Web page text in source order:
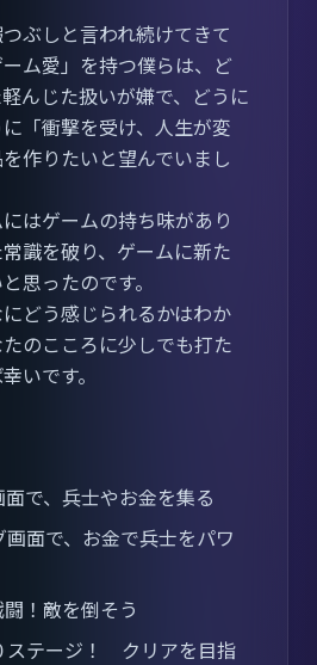
ぶしと言われ続けてきて
ム愛」を持つ僕らは、ど
んじた扱いが嫌で、どうに
「衝撃を受け、人生が変
作りたいと望んでいまし
はゲームの持ち味があり
識を破り、ゲームに新た
思ったのです。
どう感じられるかはわか
のこころに少しでも打た
いです。
面で、兵士やお金を集る
画面で、お金で兵士をパワ
！敵を倒そう
ステージ！ クリアを目指